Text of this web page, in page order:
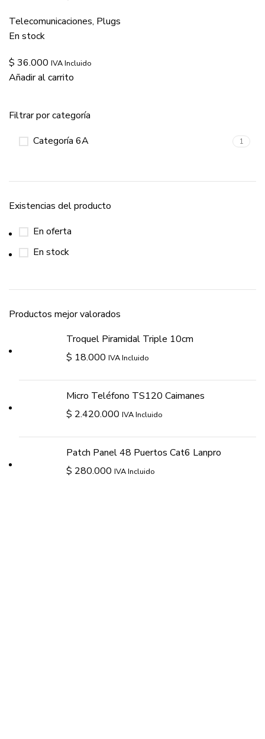
Filtrar por categoría
Categoría 6A
1
Existencias del producto
En oferta
En stock
Productos mejor valorados
Troquel Piramidal Triple 10cm
$ 18.000 IVA Incluido
Micro Teléfono TS120 Caimanes
$ 2.420.000 IVA Incluido
Patch Panel 48 Puertos Cat6 Lanpro
$ 280.000 IVA Incluido
Telecomunicaciones, Plugs
En stock
$ 36.000 IVA Incluido
Añadir al carrito